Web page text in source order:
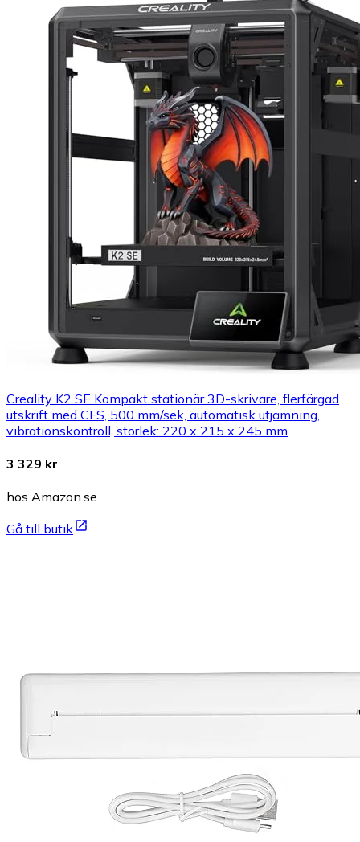
Creality K2 SE Kompakt stationär 3D-skrivare, flerfärgad
utskrift med CFS, 500 mm/sek, automatisk utjämning,
vibrationskontroll, storlek: 220 x 215 x 245 mm
3 329 kr
hos Amazon.se
Gå till butik